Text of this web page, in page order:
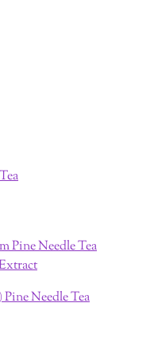
Pine Needle Tea
Needle Tea